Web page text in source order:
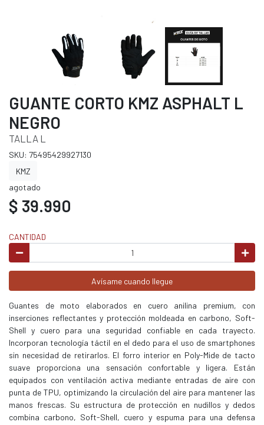
GUANTE CORTO KMZ ASPHALT L
NEGRO
TALLA L
SKU: 75495429927130
KMZ
agotado
$ 39.990
CANTIDAD
Avísame cuando llegue
Guantes de moto elaborados en cuero anilina premium, con
inserciones reflectantes y protección moldeada en carbono, Soft-
Shell y cuero para una seguridad confiable en cada trayecto.
Incorporan tecnología táctil en el dedo para el uso de smartphones
sin necesidad de retirarlos. El forro interior en Poly-Mide de tacto
suave proporciona una sensación confortable y ligera. Están
equipados con ventilación activa mediante entradas de aire con
punta de TPU, optimizando la circulación del aire para mantener las
manos frescas. Su estructura de protección en nudillos y dedos
combina carbono, Soft-Shell, cuero y espuma para una defensa